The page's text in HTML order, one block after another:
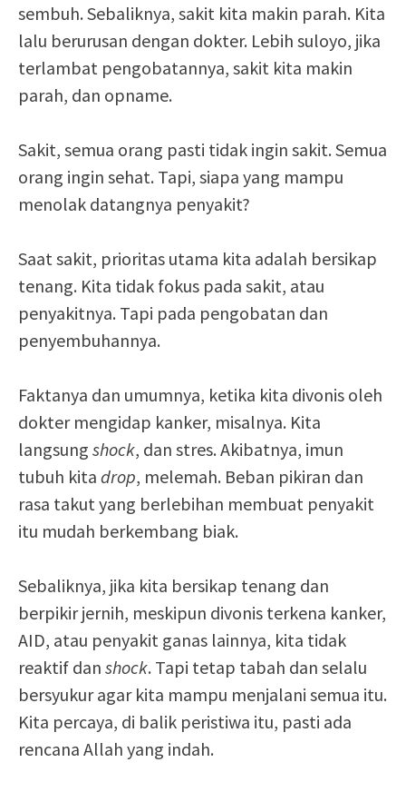
sembuh. Sebaliknya, sakit kita makin parah. Kita
lalu berurusan dengan dokter. Lebih suloyo, jika
terlambat pengobatannya, sakit kita makin
parah, dan opname.
Sakit, semua orang pasti tidak ingin sakit. Semua
orang ingin sehat. Tapi, siapa yang mampu
menolak datangnya penyakit?
Saat sakit, prioritas utama kita adalah bersikap
tenang. Kita tidak fokus pada sakit, atau
penyakitnya. Tapi pada pengobatan dan
penyembuhannya.
Faktanya dan umumnya, ketika kita divonis oleh
dokter mengidap kanker, misalnya. Kita
langsung shock, dan stres. Akibatnya, imun
tubuh kita drop, melemah. Beban pikiran dan
rasa takut yang berlebihan membuat penyakit
itu mudah berkembang biak.
Sebaliknya, jika kita bersikap tenang dan
berpikir jernih, meskipun divonis terkena kanker,
AID, atau penyakit ganas lainnya, kita tidak
reaktif dan shock. Tapi tetap tabah dan selalu
bersyukur agar kita mampu menjalani semua itu.
Kita percaya, di balik peristiwa itu, pasti ada
rencana Allah yang indah.